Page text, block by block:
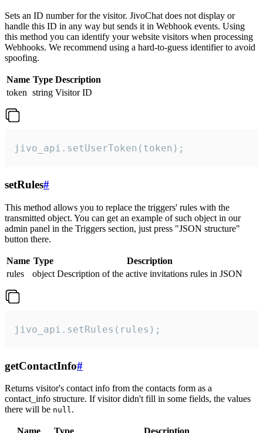
Sets an ID number for the visitor. JivoChat does not display or
handle this ID in any way but sends it in Webhook events. Using
this method you can identify your website visitors when processing
Webhooks. We recommend using a hard-to-guess identifier to avoid
spoofing.
Name Type Description
token string Visitor ID
jivo_api.setUserToken(token);
setRules#
This method allows you to replace the triggers' rules with the
transmitted object. You can get an example of such object in our
admin panel in the Triggers section, just press "JSON structure"
button there.
Name Type
Description
rules
object Description of the active invitations rules in JSON
jivo_api.setRules(rules);
getContactInfo#
Returns visitor's contact info from the contacts form as a
contact_info structure. If visitor didn't fill in some fields, the values
there will be null.